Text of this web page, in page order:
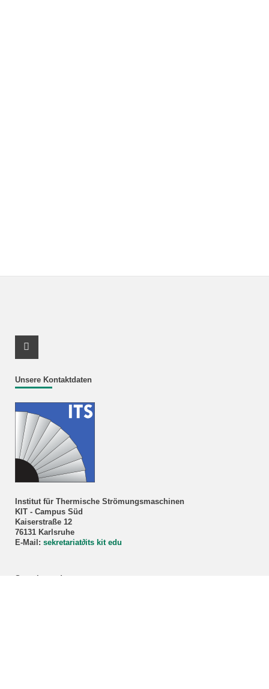
Unsere Kontaktdaten
Institut für Thermische Strömungsmaschinen
KIT - Campus Süd
Kaiserstraße 12
76131 Karlsruhe
E-Mail: sekretariat∂its kit edu
Sprechstunde
Youtube Profil